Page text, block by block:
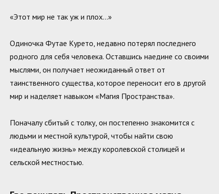
«Этот мир не так уж и плох…»
Одиночка Футае Курето, недавно потерял последнего
родного для себя человека. Оставшись наедине со своими
мыслями, он получает неожиданный ответ от
таинственного существа, которое переносит его в другой
мир и наделяет навыком «Магия Пространства».
Поначалу сбитый с толку, он постепенно знакомится с
людьми и местной культурой, чтобы найти свою
«идеальную жизнь» между королевской столицей и
сельской местностью.